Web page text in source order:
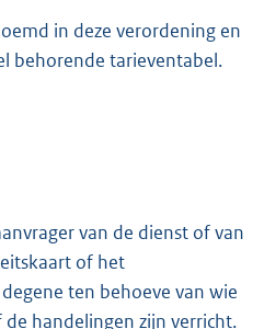
in deze verordening en
behorende tarieventabel.
van de dienst of van
of het
ten behoeve van wie
handelingen zijn verricht.